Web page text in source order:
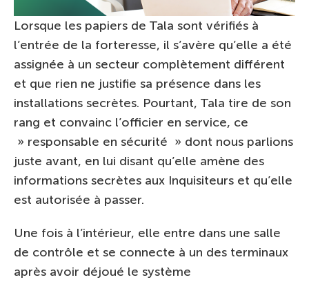
Lorsque les papiers de Tala sont vérifiés à
l’entrée de la forteresse, il s’avère qu’elle a été
assignée à un secteur complètement différent
et que rien ne justifie sa présence dans les
installations secrètes. Pourtant, Tala tire de son
rang et convainc l’officier en service, ce
» responsable en sécurité » dont nous parlions
juste avant, en lui disant qu’elle amène des
informations secrètes aux Inquisiteurs et qu’elle
est autorisée à passer.
Une fois à l’intérieur, elle entre dans une salle
de contrôle et se connecte à un des terminaux
après avoir déjoué le système